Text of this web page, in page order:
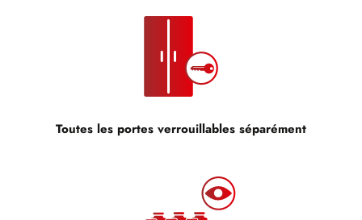
Toutes les portes verrouillables séparément